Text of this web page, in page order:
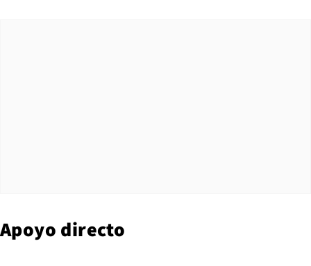
Apoyo directo